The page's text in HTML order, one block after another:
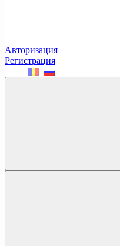
Авторизация
Регистрация